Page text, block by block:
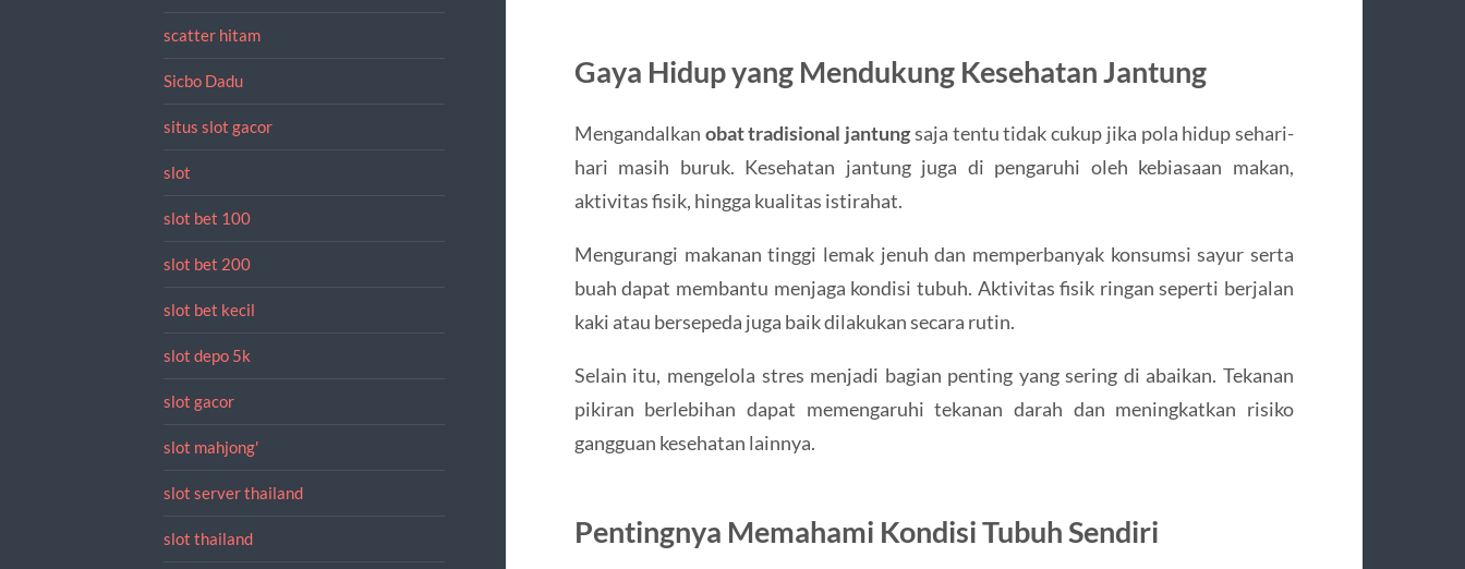
scatter hitam
Sicbo Dadu
situs slot gacor
slot
slot bet 100
slot bet 200
slot bet kecil
slot depo 5k
slot gacor
slot mahjong'
slot server thailand
slot thailand
Gaya Hidup yang Mendukung Kesehatan Jantung
Mengandalkan obat tradisional jantungsaja tentu tidak cukup jika pola hidup sehari-
hari masih buruk. Kesehatan jantung juga di pengaruhi oleh kebiasaan makan,
aktivitas fisik, hingga kualitas istirahat.
Mengurangi makanan tinggi lemak jenuh dan memperbanyak konsumsi sayur serta
buah dapat membantu menjaga kondisi tubuh. Aktivitas fisik ringan seperti berjalan
kaki atau bersepeda juga baik dilakukan secara rutin.
Selain itu, mengelola stres menjadi bagian penting yang sering di abaikan. Tekanan
pikiran berlebihan dapat memengaruhi tekanan darah dan meningkatkan risiko
gangguan kesehatan lainnya.
Pentingnya Memahami Kondisi Tubuh Sendiri